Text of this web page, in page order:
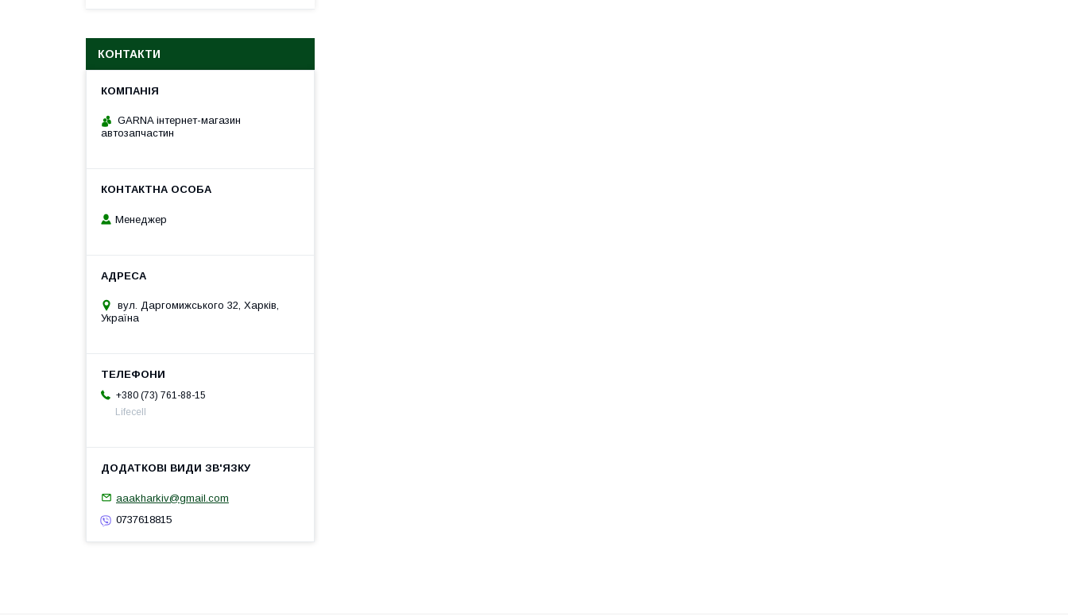
КОНТАКТИ
GARNA інтернет-магазин
автозапчастин
Менеджер
вул. Даргомижського 32, Харків,
Україна
+380 (73) 761-88-15
Lifecell
aaakharkiv@gmail.com
0737618815